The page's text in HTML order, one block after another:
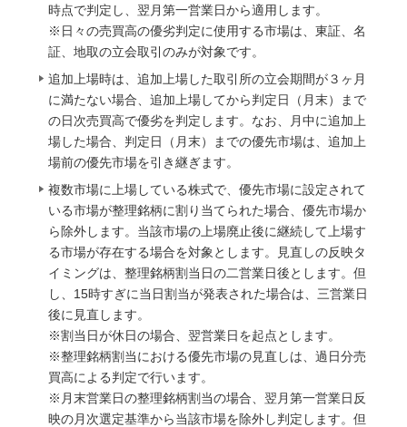
時点で判定し、翌月第一営業日から適用します。
※日々の売買高の優劣判定に使用する市場は、東証、名
証、地取の立会取引のみが対象です。
追加上場時は、追加上場した取引所の立会期間が３ヶ月
に満たない場合、追加上場してから判定日（月末）まで
の日次売買高で優劣を判定します。なお、月中に追加上
場した場合、判定日（月末）までの優先市場は、追加上
場前の優先市場を引き継ぎます。
複数市場に上場している株式で、優先市場に設定されて
いる市場が整理銘柄に割り当てられた場合、優先市場か
ら除外します。当該市場の上場廃止後に継続して上場す
る市場が存在する場合を対象とします。見直しの反映タ
イミングは、整理銘柄割当日の二営業日後とします。但
し、15時すぎに当日割当が発表された場合は、三営業日
後に見直します。
※割当日が休日の場合、翌営業日を起点とします。
※整理銘柄割当における優先市場の見直しは、過日分売
買高による判定で行います。
※月末営業日の整理銘柄割当の場合、翌月第一営業日反
映の月次選定基準から当該市場を除外し判定します。但